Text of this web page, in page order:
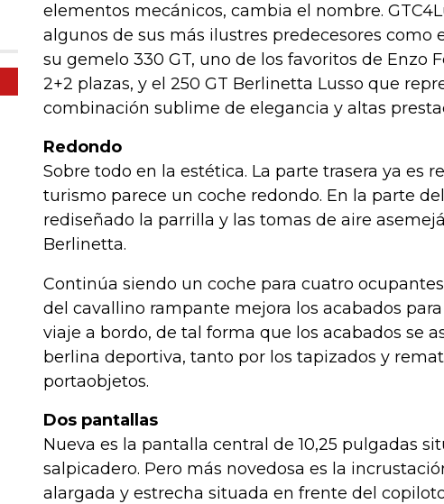
elementos mecánicos, cambia el nombre.
algunos de sus más ilustres predecesores como
su gemelo 330 GT, uno de los favoritos de Enzo
2+2 plazas, y el 250 GT Berlinetta Lusso que
combinación sublime de elegancia y altas
Redondo
Sobre todo en la estética. La parte trasera ya es
turismo parece un coche redondo. En la parte
rediseñado la parrilla y las tomas de aire
Berlinetta.
Continúa siendo un coche para cuatro
del cavallino rampante mejora los acabados
viaje a bordo, de tal forma que los acabados se
berlina deportiva, tanto por los tapizados y
portaobjetos.
Dos pantallas
Nueva es la pantalla central de 10,25 pulgadas
salpicadero. Pero más novedosa es la
alargada y estrecha situada en frente del